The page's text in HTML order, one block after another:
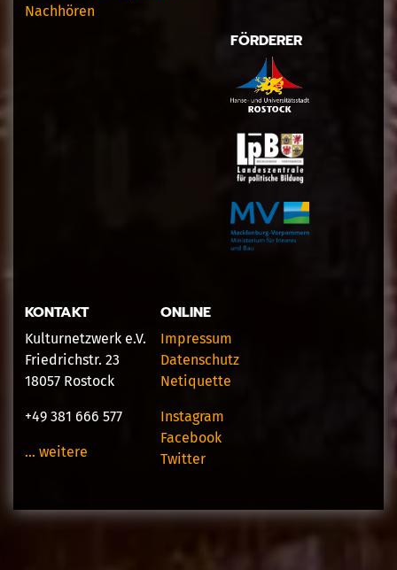
Nachhören
FÖRDERER
KONTAKT
Kulturnetzwerk e.V.
Friedrichstr. 23
18057 Rostock
+49 381 666 577
… weitere
ONLINE
Impressum
Datenschutz
Netiquette
Instagram
Facebook
Twitter